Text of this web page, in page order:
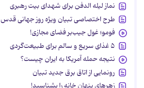
نماز لیله الدفن برای شهدای بیت رهبری
طرح اختصاصی تبیان ویژه روز جهانی قدس
فومو؛ غول جیب‌بر فضای مجازی!
۵ غذای سریع و سالم برای طبیعت‌گردی
نتیجه حمله آمریکا به ایران چیست؟
رونمایی از اتاق برق جدید تبیان
زهرهای پنهان خانه را بشناسید!